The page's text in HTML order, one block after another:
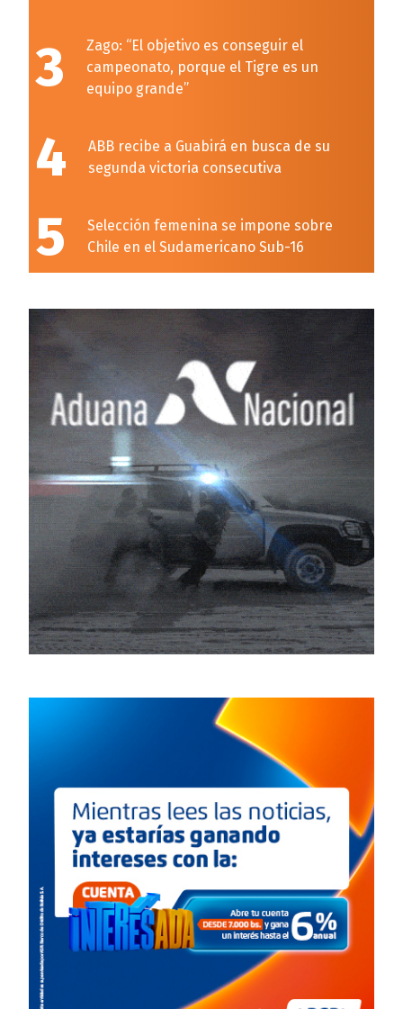
3
Zago: “El objetivo es conseguir el
campeonato, porque el Tigre es un
equipo grande”
4
ABB recibe a Guabirá en busca de su
segunda victoria consecutiva
5
Selección femenina se impone sobre
Chile en el Sudamericano Sub-16